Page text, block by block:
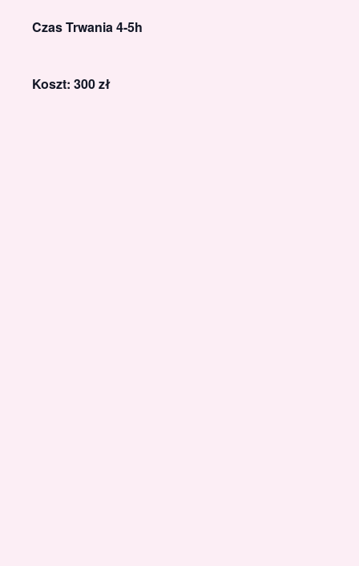
Czas Trwania 4-5h
Koszt: 300 zł